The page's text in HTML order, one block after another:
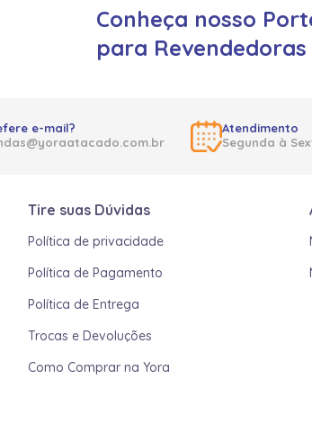
Conheça nosso
para Revendedoras
e-mail?
Atendimento
Segunda à
Tire suas Dúvidas
Política de privacidade
Política de Pagamento
Política de Entrega
Trocas e Devoluções
Como Comprar na Yora